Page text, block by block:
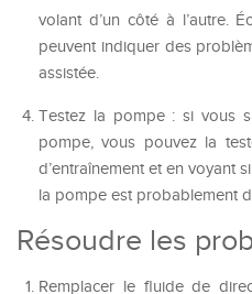
volant d’un côté à l’autre.
peuvent indiquer des
assistée.
Testez la pompe : si vous
pompe, vous pouvez la
d’entraînement et en voyant
la pompe est probablement
Résoudre les
Remplacer le fluide de